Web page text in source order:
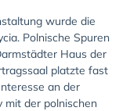
wurde die
Polnische Spuren
Haus der
platzte fast
an der
mit der polnischen